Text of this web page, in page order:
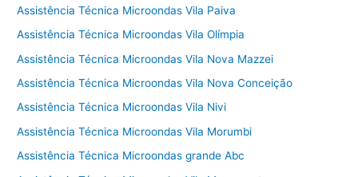
Assistência Técnica Microondas Vila Paiva
Assistência Técnica Microondas Vila Olímpia
Assistência Técnica Microondas Vila Nova Mazzei
Assistência Técnica Microondas Vila Nova Conceição
Assistência Técnica Microondas Vila Nivi
Assistência Técnica Microondas Vila Morumbi
Assistência Técnica Microondas grande Abc